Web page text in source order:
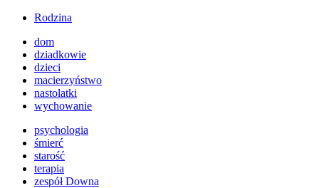
Rodzina
dom
dziadkowie
dzieci
macierzyństwo
nastolatki
wychowanie
psychologia
śmierć
starość
terapia
zespół Downa